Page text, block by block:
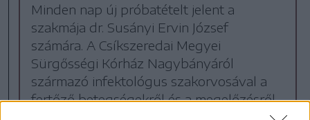
Minden nap új próbatételt jelent a
szakmája dr. Susányi Ervin József
számára. A Csíkszeredai Megyei
Sürgősségi Kórház Nagybányáról
származó infektológus szakorvosával a
fertőző betegségekről és a megelőzésről